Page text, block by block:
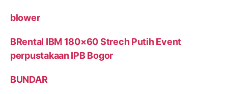
blower
BRental IBM 180×60 Strech Putih Event
perpustakaan IPB Bogor
BUNDAR